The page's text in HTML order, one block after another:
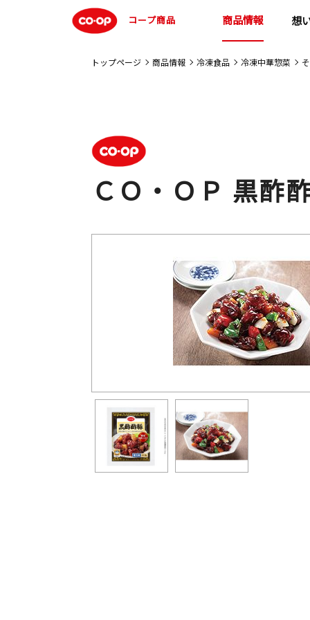
コープ商品 商品情報 想
トップページ 商品情報 冷凍食品 冷凍中華惣菜
ＣＯ・ＯＰ 黒酢